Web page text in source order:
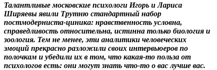
Талантливые московские психологи Игорь и Лариса
Ширяевы явили Трутню стандартный набор
постмодерниста-циника: нравственность условна,
справедливость относительна, истинна только биология и
зоология. Тем не менее, эти аналитики человеческих
эмоций прекрасно разложили своих интервьюеров по
полочкам и убедили их в том, что какая-то польза от
психологов есть: они могут знать что-то о вас лучше вас.